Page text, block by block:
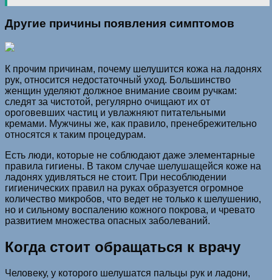
Другие причины появления симптомов
К прочим причинам, почему шелушится кожа на ладонях
рук, относится недостаточный уход. Большинство
женщин уделяют должное внимание своим ручкам:
следят за чистотой, регулярно очищают их от
ороговевших частиц и увлажняют питательными
кремами. Мужчины же, как правило, пренебрежительно
относятся к таким процедурам.
Есть люди, которые не соблюдают даже элементарные
правила гигиены. В таком случае шелушащейся коже на
ладонях удивляться не стоит. При несоблюдении
гигиенических правил на руках образуется огромное
количество микробов, что ведет не только к шелушению,
но и сильному воспалению кожного покрова, и чревато
развитием множества опасных заболеваний.
Когда стоит обращаться к врачу
Человеку, у которого шелушатся пальцы рук и ладони,